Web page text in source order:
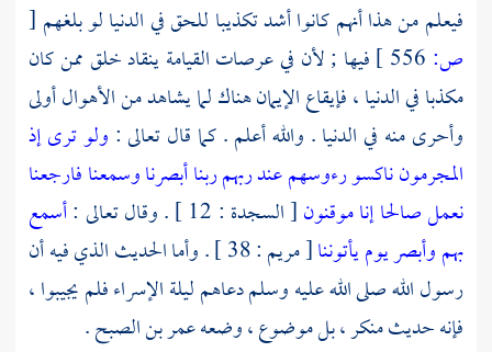
فيعلم من هذا أنهم كانوا أشد تكذيبا للحق في الدنيا لو بلغهم [
ص:
فيها ; لأن في عرصات القيامة ينقاد خلق ممن كان
مكذبا في الدنيا ، فإيقاع الإيمان هناك لما يشاهد من الأهوال أولى
وأحرى منه في الدنيا . والله أعلم . كما قال تعالى : ولو ترى إذ
المجرمون ناكسو رءوسهم عند ربهم ربنا أبصرنا وسمعنا فارجعنا
نعمل صالحا إنا موقنون[ السجدة : 12 ] . وقال تعالى :
أسمع
بهم وأبصر يوم يأتوننا
[ مريم : 38 ] . وأما الحديث الذي فيه أن
رسول الله صلى الله عليه وسلم دعاهم ليلة الإسراء فلم يجيبوا ،
فإنه حديث منكر ، بل موضوع ، وضعهعمر بن الصبح.